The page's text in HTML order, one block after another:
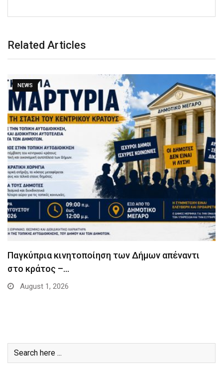
Related Articles
NEWS
Παγκύπρια κινητοποίηση των Δήμων απέναντι
στο κράτος –…
August 1, 2026